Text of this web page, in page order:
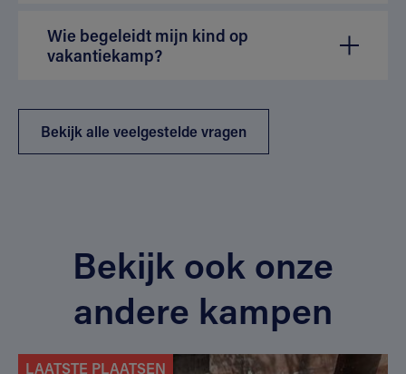
Wie begeleidt mijn kind op
vakantiekamp?
Bekijk alle veelgestelde vragen
Bekijk ook onze
andere kampen
LAATSTE PLAATSEN